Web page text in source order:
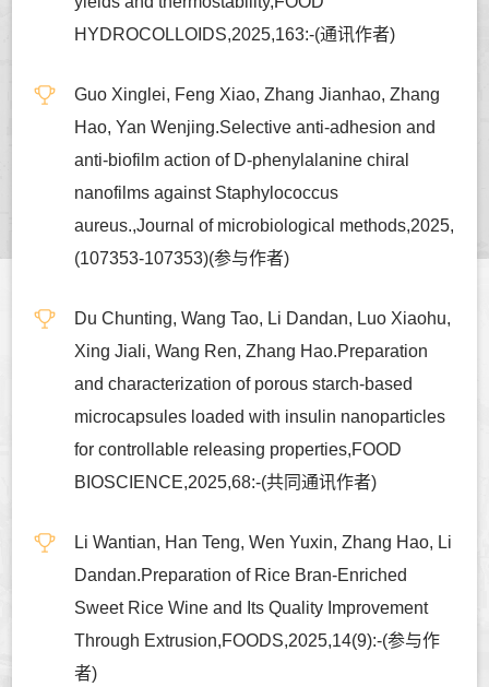
HYDROCOLLOIDS,2025,163:-(通讯作者)
Guo Xinglei, Feng Xiao, Zhang Jianhao, Zhang
Hao, Yan Wenjing.Selective anti-adhesion and
anti-biofilm action of D-phenylalanine chiral
nanofilms against Staphylococcus
aureus.,Journal of microbiological methods,2025,
(107353-107353)(参与作者)
Du Chunting, Wang Tao, Li Dandan, Luo Xiaohu,
Xing Jiali, Wang Ren, Zhang Hao.Preparation
and characterization of porous starch-based
microcapsules loaded with insulin nanoparticles
for controllable releasing properties,FOOD
BIOSCIENCE,2025,68:-(共同通讯作者)
Li Wantian, Han Teng, Wen Yuxin, Zhang Hao, Li
Dandan.Preparation of Rice Bran-Enriched
Sweet Rice Wine and Its Quality Improvement
Through Extrusion,FOODS,2025,14(9):-(参与作
者)